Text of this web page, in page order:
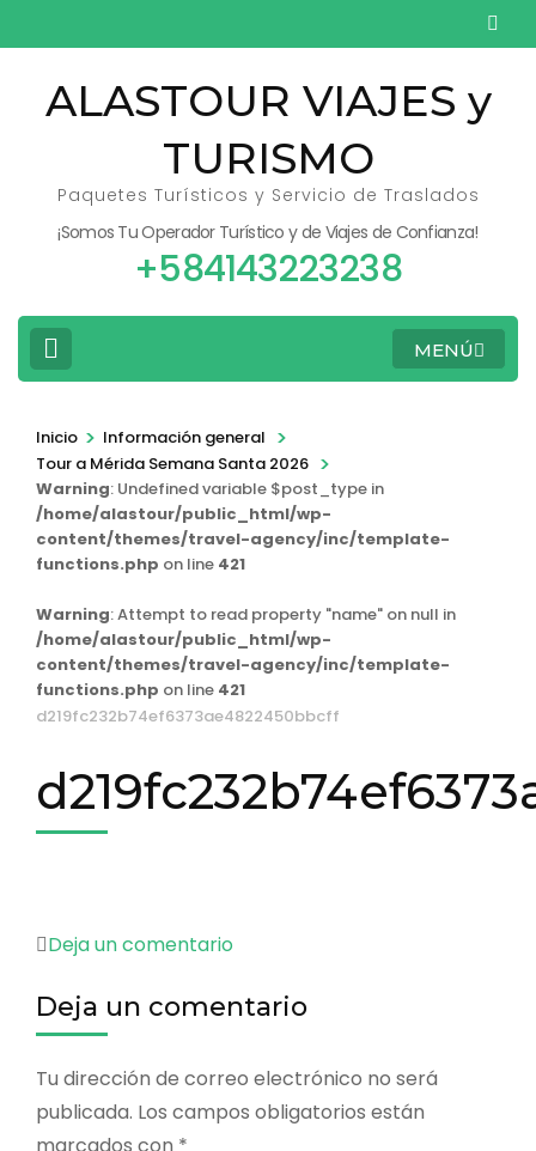
al
contenido
(presionaALASTOUR VIAJES y
TURISMO
Paquetes Turísticos y Servicio de Traslados
¡Somos Tu Operador Turístico y de Viajes de Confianza!
+584143223238
MENÚ
Inicio > Información general >
Tour a Mérida Semana Santa 2026 >
Warning: Undefined variable $post_type in
/home/alastour/public_html/wp-
content/themes/travel-agency/inc/template-
functions.php on line 421
Warning: Attempt to read property "name" on null in
/home/alastour/public_html/wp-
content/themes/travel-agency/inc/template-
functions.php on line 421
d219fc232b74ef6373ae4822450bbcff
Deja un comentario
Deja un comentario
Tu dirección de correo electrónico no será
publicada. Los campos obligatorios están
marcados con *